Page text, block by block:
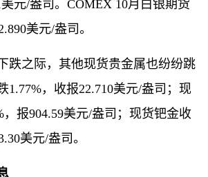
美元/盎司。COMEX 10月白银期货
美元/盎司。
跌之际，其他现货贵金属也纷纷跳
1.77%，收报22.710美元/盎司；现
，报904.59美元/盎司；现货钯金收
美元/盎司。